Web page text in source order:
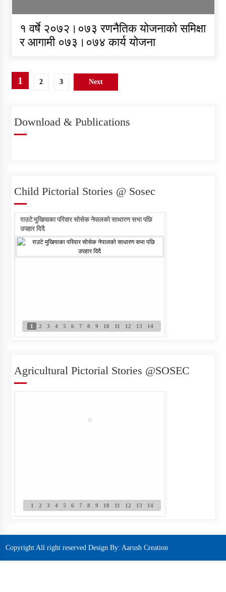
१ वर्षे २०७२।०७३ रणनैतिक योजनाको समिक्षा
र आगामी ०७३।०७४ कार्य योजना
Posts
pagination
1 2 3 Next
Download & Publications
Child Pictorial Stories @ Sosec
राउटे मुखियाका परिवार सोसेक नेपालको साधारण सभा पछि
उपहार दिदै
1 2 3 4 5 6 7 8 9 10 11 12 13 14
Agricultural Pictorial Stories @SOSEC
1 2 3 4 5 6 7 8 9 10 11 12 13 14
Copyright All right reserved Design By: Aarush Creation